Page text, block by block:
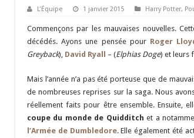
L'Équipe 1 janvier 2015 Harry Potter,
Commençons par les mauvaises nouvelles.
décédés. Ayons une pensée pour Roger
Greyback), David Ryall – (Elphias Doge) et leurs
Mais l’année n’a pas été porteuse que de
de nombreuses reprises sur la saga. Nous
réellement faits pour être ensemble. Ensuite,
coupe du monde de Quidditch et a
l’Armée de Dumbledore. Elle également été